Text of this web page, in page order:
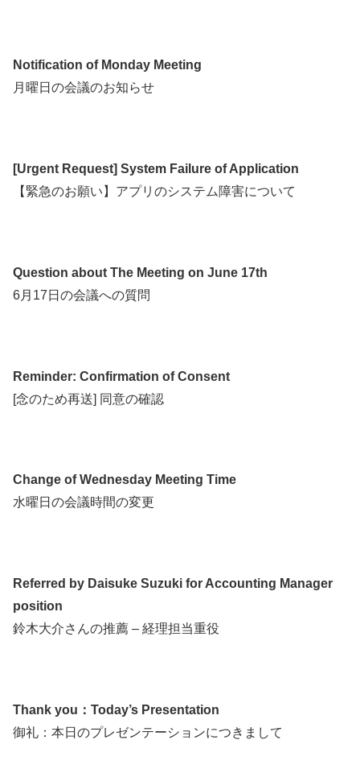
Notification of Monday Meeting
月曜日の会議のお知らせ
[Urgent Request] System Failure of Application
【緊急のお願い】アプリのシステム障害について
Question about The Meeting on June 17th
6月17日の会議への質問
Reminder: Confirmation of Consent
[念のため再送] 同意の確認
Change of Wednesday Meeting Time
水曜日の会議時間の変更
Referred by Daisuke Suzuki for Accounting Manager
position
鈴木大介さんの推薦 – 経理担当重役
Thank you：Today’s Presentation
御礼：本日のプレゼンテーションにつきまして